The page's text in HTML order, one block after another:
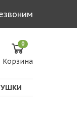
0
Корзина